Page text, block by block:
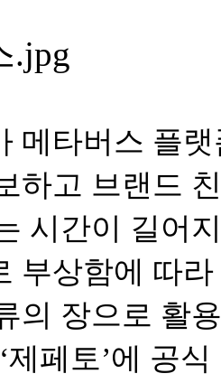
메타버스 플
하고 브랜드
시간이 길어
부상함에 따
의 장으로 활
제페토’에 공